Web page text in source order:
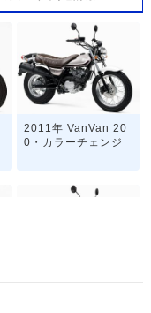
2011年 VanVan 20
0・カラーチェンジ